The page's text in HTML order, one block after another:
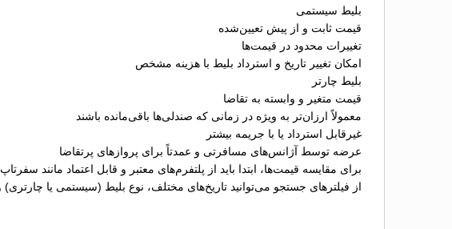
بلیط سیستمی
قیمت ثابت و از پیش تعیین‌شده
تغییرات محدود در قیمت‌ها
امکان تغییر تاریخ و استرداد بلیط با هزینه مشخص
بلیط چارتر
قیمت متغیر و وابسته به تقاضا
معمولاً ارزان‌تر به ویژه در زمانی که صندلی‌ها باقی‌مانده باشند
غیرقابل استرداد یا با جریمه بیشتر
عرضه توسط آژانس‌های مسافرتی و عمدتاً برای پروازهای پرتقاضا
برای مقایسه قیمت‌ها، ابتدا باید از پلتفرم‌های معتبر و قابل اعتماد مانند
از فیلترهای جستجو می‌توانید تاریخ‌های مختلف، نوع بلیط (سیستمی یا